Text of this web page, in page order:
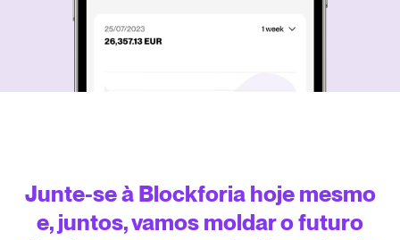
Junte-se à Blockforia hoje mesmo
e, juntos, vamos moldar o futuro